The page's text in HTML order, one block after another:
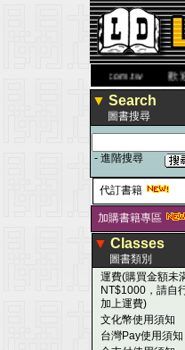
歡迎使用
▼ Search
圖書搜尋
- 進階搜尋
代訂書籍
加購書籍專區
▼ Classes
圖書類別
運費(購買金額未
NT$1000，請自
加上運費)
文化幣使用須知
台灣Pay使用須知